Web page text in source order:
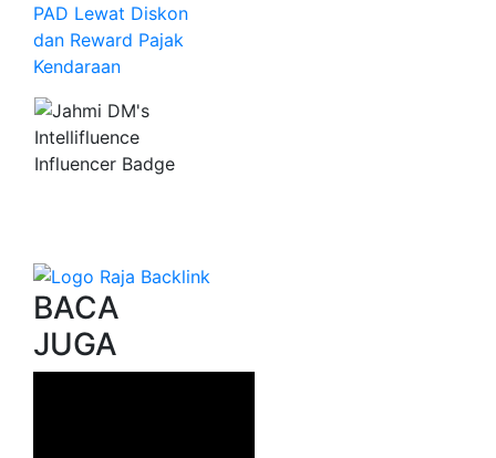
PAD Lewat Diskon
dan Reward Pajak
Kendaraan
BACA
JUGA